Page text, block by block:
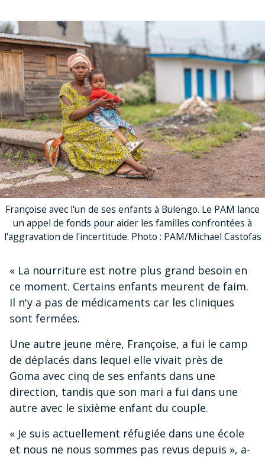
Françoise avec l'un de ses enfants à Bulengo. Le PAM lance
un appel de fonds pour aider les familles confrontées à
l'aggravation de l'incertitude. Photo : PAM/Michael Castofas
« La nourriture est notre plus grand besoin en
ce moment. Certains enfants meurent de faim.
Il n'y a pas de médicaments car les cliniques
sont fermées.
Une autre jeune mère, Françoise, a fui le camp
de déplacés dans lequel elle vivait près de
Goma avec cinq de ses enfants dans une
direction, tandis que son mari a fui dans une
autre avec le sixième enfant du couple.
« Je suis actuellement réfugiée dans une école
et nous ne nous sommes pas revus depuis », a-